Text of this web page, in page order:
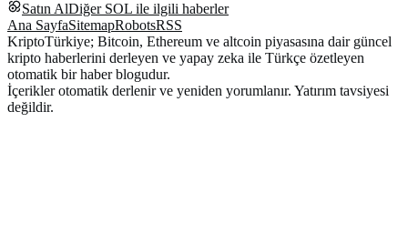
Satın AlDiğer SOL ile ilgili haberler
Ana SayfaSitemapRobotsRSS
KriptoTürkiye; Bitcoin, Ethereum ve altcoin piyasasına dair güncel
kripto haberlerini derleyen ve yapay zeka ile Türkçe özetleyen
otomatik bir haber blogudur.
İçerikler otomatik derlenir ve yeniden yorumlanır. Yatırım tavsiyesi
değildir.